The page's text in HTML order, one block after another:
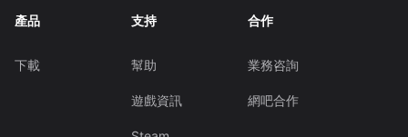
產品
下載
支持
幫助
遊戲資訊
合作
業務咨詢
網吧合作